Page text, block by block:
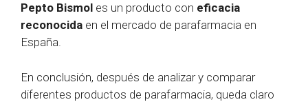
Pepto Bismol es un producto con eficacia
reconocida en el mercado de parafarmacia en
España.
En conclusión, después de analizar y comparar
diferentes productos de parafarmacia, queda claro